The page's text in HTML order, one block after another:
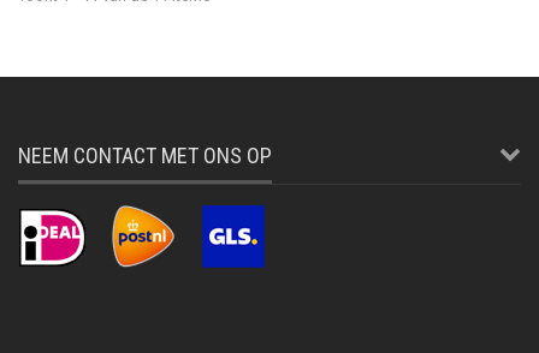
NEEM CONTACT MET ONS OP